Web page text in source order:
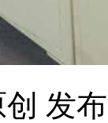
发